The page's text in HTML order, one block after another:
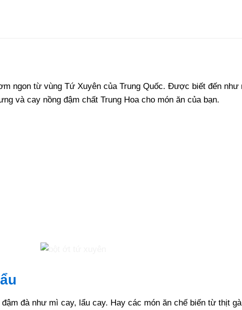
ngon từ vùng Tứ Xuyên của Trung Quốc. Được biết đến như
và cay nồng đậm chất Trung Hoa cho món ăn của bạn.
đà như mì cay, lẩu cay. Hay các món ăn chế biến từ thịt